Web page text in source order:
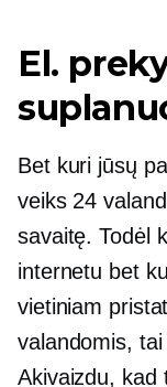
El.
Bet kuri jūsų
veiks 24
savaitę. Todėl
internetu bet
vietiniam
valandomis,
Akivaizdu, kad